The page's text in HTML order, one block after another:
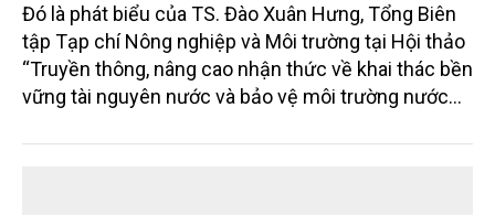
Đó là phát biểu của TS. Đào Xuân Hưng, Tổng Biên
tập Tạp chí Nông nghiệp và Môi trường tại Hội thảo
“Truyền thông, nâng cao nhận thức về khai thác bền
vững tài nguyên nước và bảo vệ môi trường nước
trường phối hợp với Sở Nông nghiệp và Môi trường